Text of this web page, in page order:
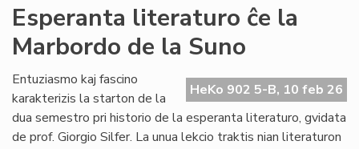
de
Esperanta literaturo ĉe la
Marbordo de la Suno
HeKo 902 5-B, 10 feb 26
Entuziasmo kaj fascino
karakterizis la starton de la
dua semestro pri historio de la esperanta literaturo, gvidata
de prof. Giorgio Silfer. La unua lekcio traktis nian literaturon